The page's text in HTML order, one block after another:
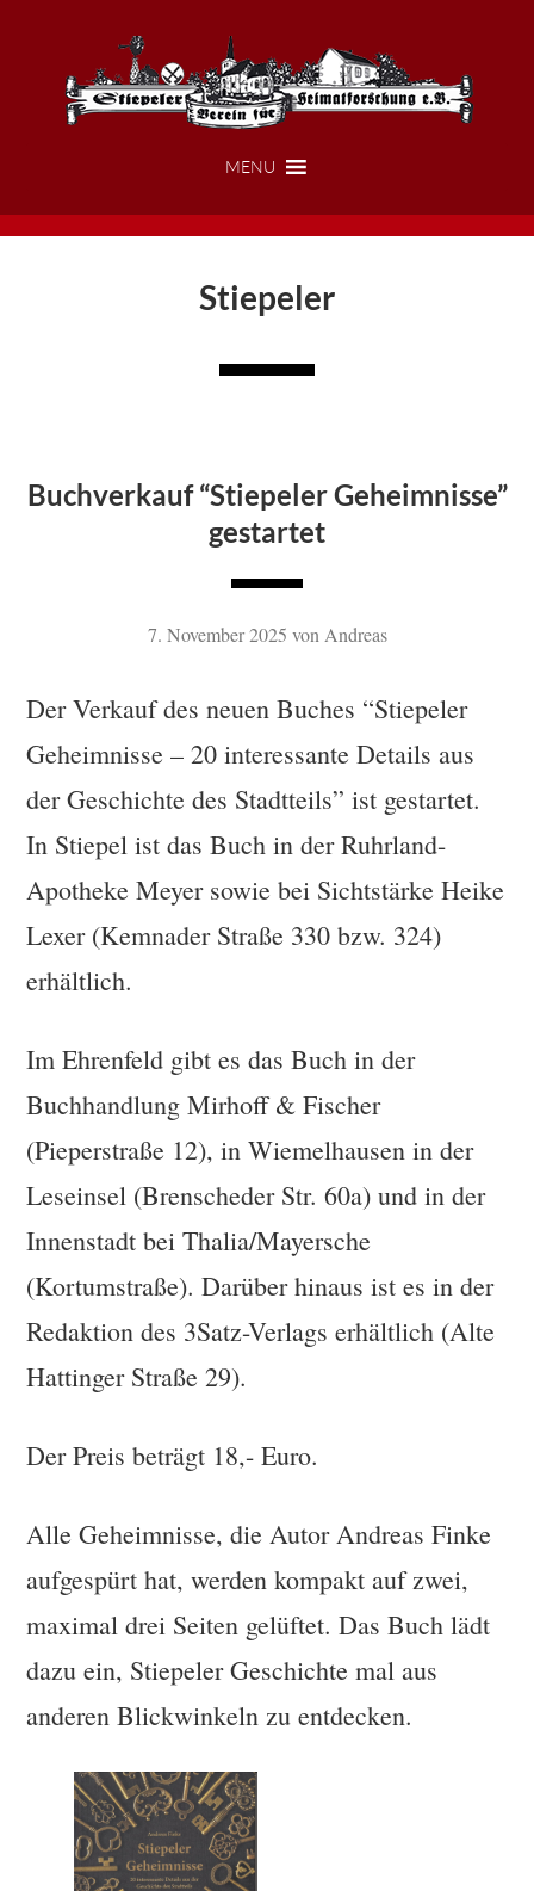
springen
springen
MENU
Stiepeler
Buchverkauf “Stiepeler Geheimnisse”
gestartet
7. November 2025 von Andreas
Der Verkauf des neuen Buches “Stiepeler
Geheimnisse – 20 interessante Details aus
der Geschichte des Stadtteils” ist gestartet.
In Stiepel ist das Buch in der Ruhrland-
Apotheke Meyer sowie bei Sichtstärke Heike
Lexer (Kemnader Straße 330 bzw. 324)
erhältlich.
Im Ehrenfeld gibt es das Buch in der
Buchhandlung Mirhoff & Fischer
(Pieperstraße 12), in Wiemelhausen in der
Leseinsel (Brenscheder Str. 60a) und in der
Innenstadt bei Thalia/Mayersche
(Kortumstraße). Darüber hinaus ist es in der
Redaktion des 3Satz-Verlags erhältlich (Alte
Hattinger Straße 29).
Der Preis beträgt 18,- Euro.
Alle Geheimnisse, die Autor Andreas Finke
aufgespürt hat, werden kompakt auf zwei,
maximal drei Seiten gelüftet. Das Buch lädt
dazu ein, Stiepeler Geschichte mal aus
anderen Blickwinkeln zu entdecken.